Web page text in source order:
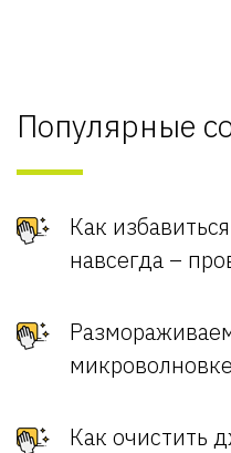
Популярные
Как
навсегда –
Как очистить